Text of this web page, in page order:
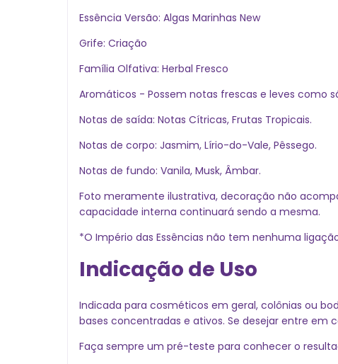
Essência Versão: Algas Marinhas New
Grife: Criação
Família Olfativa: Herbal Fresco
Aromáticos - Possem notas frescas e leves como
Notas de saída: Notas Cítricas, Frutas Tropicais.
Notas de corpo: Jasmim, Lírio-do-Vale, Pêssego.
Notas de fundo: Vanila, Musk, Âmbar.
Foto meramente ilustrativa, decoração não
capacidade interna continuará sendo a mesma.
*O Império das Essências não tem nenhuma
Indicação de Uso
Indicada para cosméticos em geral, colônias ou
bases concentradas e ativos. Se desejar entre
Faça sempre um pré-teste para conhecer o